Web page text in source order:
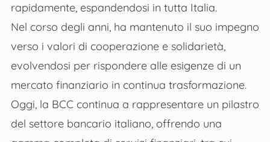
rapidamente, espandendosi in tutta Italia.
Nel corso degli anni, ha mantenuto il suo impegno
verso i valori di cooperazione e solidarietà,
evolvendosi per rispondere alle esigenze di un
mercato finanziario in continua trasformazione.
Oggi, la BCC continua a rappresentare un pilastro
del settore bancario italiano, offrendo una